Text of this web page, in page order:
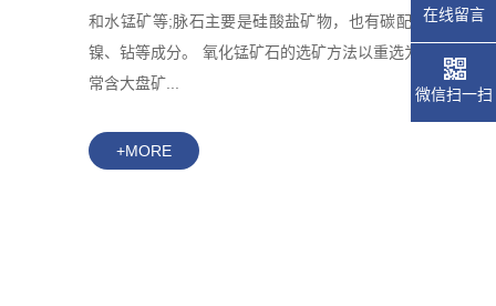
和水锰矿等;脉石主要是硅酸盐矿物，也有碳配盐矿物;常
镍、钻等成分。 氧化锰矿石的选矿方法以重选为主。风化
常含大盘矿...
+MORE
在线留言
微信扫一扫